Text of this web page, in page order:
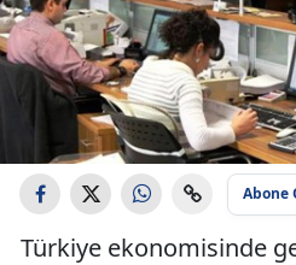
Abone
Türkiye ekonomisinde